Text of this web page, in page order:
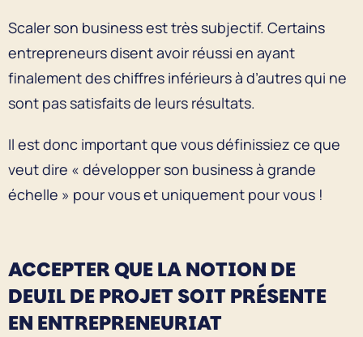
Scaler son business est très subjectif. Certains
entrepreneurs disent avoir réussi en ayant
finalement des chiffres inférieurs à d’autres qui ne
sont pas satisfaits de leurs résultats.
Il est donc important que vous définissiez ce que
veut dire « développer son business à grande
échelle » pour vous et uniquement pour vous !
ACCEPTER QUE LA NOTION DE
DEUIL DE PROJET SOIT PRÉSENTE
EN ENTREPRENEURIAT